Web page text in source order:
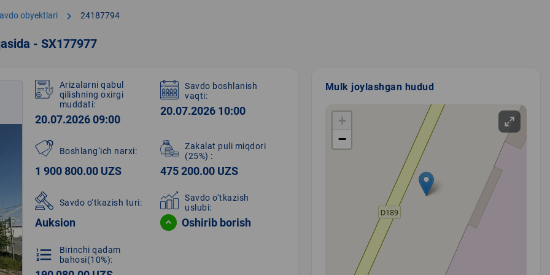
obyektlari chevron_right 24187794
- SX177977
Arizalarni qabul
qilishning oxirgi
muddati:
20.07.2026 09:00
Savdo boshlanish
vaqti:
20.07.2026 10:00
Boshlang‘ich narxi:
1 900 800.00 UZS
Zakalat puli miqdori
(25%) :
475 200.00 UZS
Savdo o‘tkazish turi:
Auksion
Savdo o‘tkazish
uslubi:
Oshirib borish
format_list_numbered
Birinchi qadam
bahosi(10%):
Mulk joylashgan hudud
+
−